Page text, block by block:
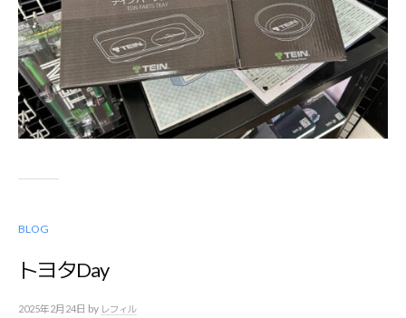
BLOG
トヨタDay
2025年2月24日 by レフィル